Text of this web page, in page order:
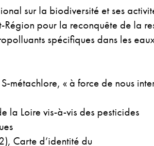
sur la biodiversité et ses
pour la reconquête de la
spécifiques dans les
métachlore, « à force de nous
la Loire vis-à-vis des pesticides
Carte d’identité du